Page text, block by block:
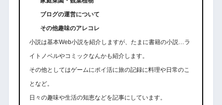
ブログの運営について
その他趣味のアレコレ
小説は基本Web小説を紹介しますが、たまに書籍の小説…ラ
イトノベルやコミックなんかも紹介します。
その他としてはゲームにポイ活に旅の記録に料理や日常のこ
となど。
日々の趣味や生活の知恵などを記事にしています。